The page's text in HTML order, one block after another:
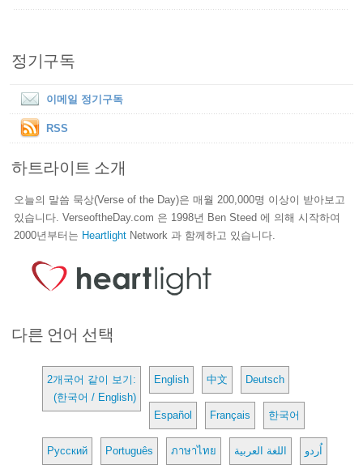
정기구독
이메일 정기구독
RSS
하트라이트 소개
오늘의 말씀 묵상(Verse of the Day)은 매월 200,000명 이상이 받아보고
있습니다. VerseoftheDay.com 은 1998년 Ben Steed 에 의해 시작하여
2000년부터는 Heartlight Network 과 함께하고 있습니다.
다른 언어 선택
2개국어 같이 보기:
(한국어 / English)
English 中文 Deutsch
Español Français 한국어
Русский Português ภาษาไทย اللغة العربية اُردو